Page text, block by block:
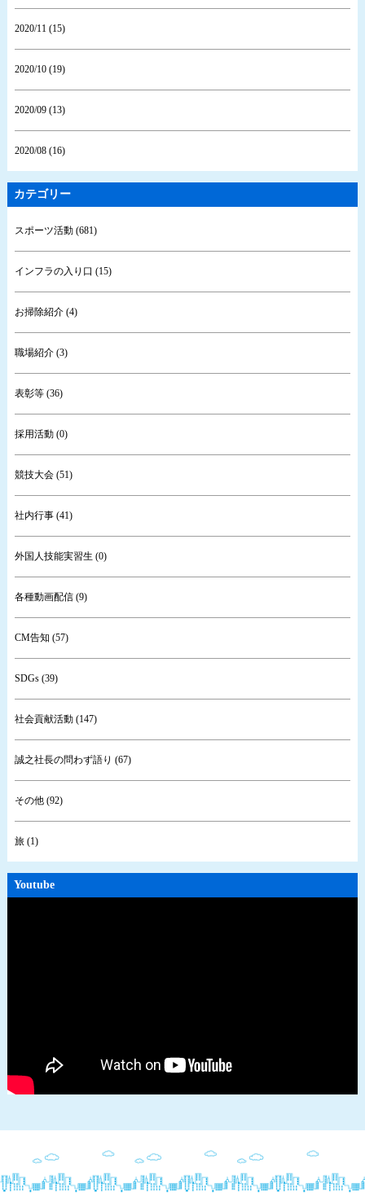
2020/11 (15)
2020/10 (19)
2020/09 (13)
2020/08 (16)
カテゴリー
スポーツ活動 (681)
インフラの入り口 (15)
お掃除紹介 (4)
職場紹介 (3)
表彰等 (36)
採用活動 (0)
競技大会 (51)
社内行事 (41)
外国人技能実習生 (0)
各種動画配信 (9)
CM告知 (57)
SDGs (39)
社会貢献活動 (147)
誠之社長の問わず語り (67)
その他 (92)
旅 (1)
Youtube